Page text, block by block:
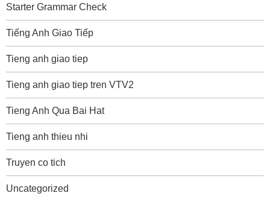
Starter Grammar Check
Tiếng Anh Giao Tiếp
Tieng anh giao tiep
Tieng anh giao tiep tren VTV2
Tieng Anh Qua Bai Hat
Tieng anh thieu nhi
Truyen co tich
Uncategorized